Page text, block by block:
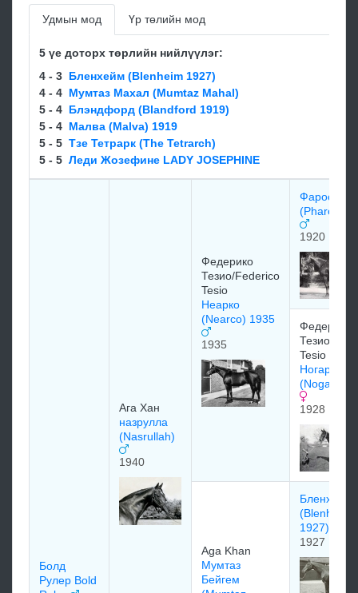
Удмын мод Үр төлийн мод
5 үе доторх төрлийн нийлүүлэг:
4 - 3 Бленхейм (Blenheim 1927)
4 - 4 Мумтаз Махал (Mumtaz Mahal)
5 - 4 Блэндфорд (Blandford 1919)
5 - 4 Малва (Malva) 1919
5 - 5 Тзе Тетрарк (The Tetrarch)
5 - 5 Леди Жозефине LADY JOSEPHINE
Болд
Рулер Bold
Ага Хан
назрулла
(Nasrullah)
1940
Федерико
Тезио/Federico
Tesio
Неарко
(Nearco) 1935
1935
Фарос
(Pharos)
1920
Федерико
Тезио/
Tesio
Ногара
(Nogara)
1928
Aga Khan
Mумтаз
Бeйгeм
Бленхейм
(Blenheim
1927)
1927